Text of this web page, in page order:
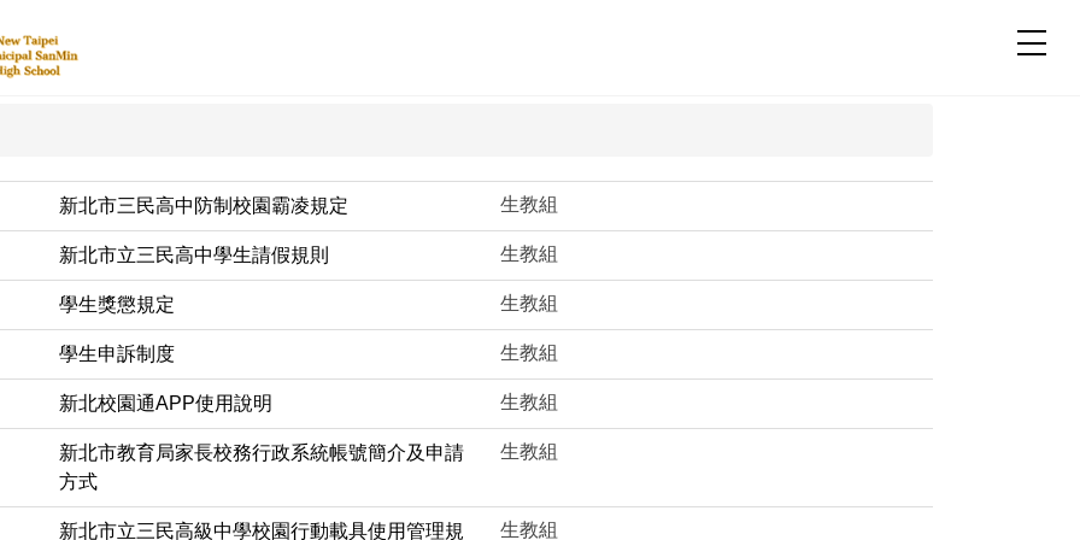
新北市三民高中防制校園霸凌規定 生教組
新北市立三民高中學生請假規則 生教組
學生獎懲規定 生教組
學生申訴制度 生教組
新北校園通APP使用說明 生教組
新北市教育局家長校務行政系統帳號簡介及申請
方式
生教組
新北市立三民高級中學校園行動載具使用管理規 生教組